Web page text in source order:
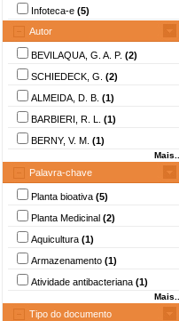
Infoteca-e (5)
Autor
BEVILAQUA, G. A. P. (2)
SCHIEDECK, G. (2)
ALMEIDA, D. B. (1)
BARBIERI, R. L. (1)
BERNY, V. M. (1)
Mais...
Palavra-chave
Planta bioativa (5)
Planta Medicinal (2)
Aquicultura (1)
Armazenamento (1)
Atividade antibacteriana (1)
Mais...
Tipo do documento